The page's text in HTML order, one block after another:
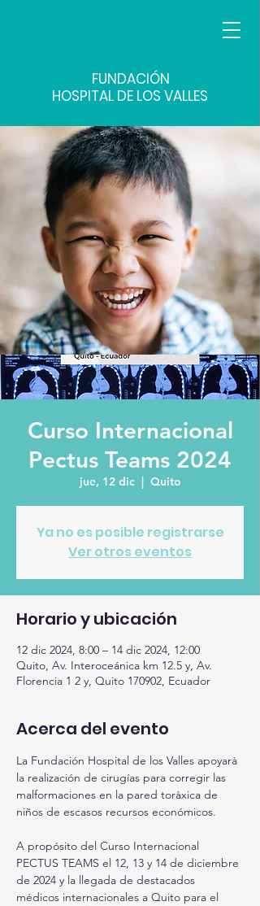
HOSPITAL DE LOS VALLES
FUNDACIÓN
Curso Internacional
Pectus Teams 2024
jue, 12 dic
  |
Quito
Ya no es posible registrarse
Ver otros eventos
Horario y ubicación
12 dic 2024, 8:00 – 14 dic 2024, 12:00
Quito, Av. Interoceánica km 12.5 y, Av.
Florencia 1 2 y, Quito 170902, Ecuador
Acerca del evento
La Fundación Hospital de los Valles apoyarà
la realización de cirugías para corregir las
malformaciones en la pared toràxica de
niños de escasos recursos económicos.
A propósito del Curso Internacional
PECTUS TEAMS el 12, 13 y 14 de diciembre
de 2024 y la llegada de destacados
médicos internacionales a Quito para el